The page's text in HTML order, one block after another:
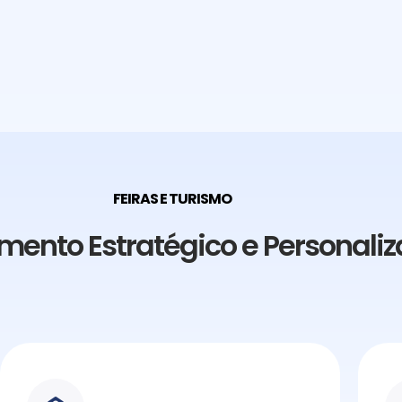
FEIRAS E TURISMO
Estratégico e